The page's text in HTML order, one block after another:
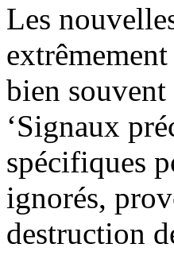
Les
bien
‘Signaux
spécifiques
ignorés,
destruction